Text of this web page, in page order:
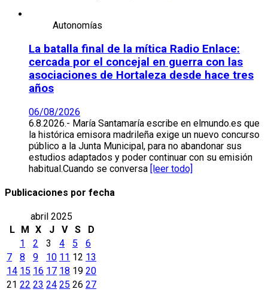
Autonomías
La batalla final de la mítica Radio Enlace:
cercada por el concejal en guerra con las
asociaciones de Hortaleza desde hace tres
años
06/08/2026
6.8.2026.- María Santamaría escribe en elmundo.es que
la histórica emisora madrileña exige un nuevo concurso
público a la Junta Municipal, para no abandonar sus
estudios adaptados y poder continuar con su emisión
habitual.Cuando se conversa [leer todo]
Publicaciones por fecha
abril 2025
L
M X J V S
D
1
2 3 4 5
6
7
8 9 10 11 12 13
14 15 16 17 18 19 20
21 22 23 24 25 26 27